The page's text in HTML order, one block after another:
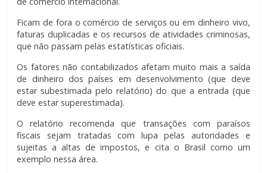
Ficam de fora o comércio de serviços ou em dinheiro vivo,
faturas duplicadas e os recursos de atividades criminosas,
que não passam pelas estatísticas oficiais.
Os fatores não contabilizados afetam muito mais a saída
de dinheiro dos países em desenvolvimento (que deve
estar subestimada pelo relatório) do que a entrada (que
deve estar superestimada).
O relatório recomenda que transações com paraísos
fiscais sejam tratadas com lupa pelas autoridades e
sujeitas a altas de impostos, e cita o Brasil como um
exemplo nessa área.